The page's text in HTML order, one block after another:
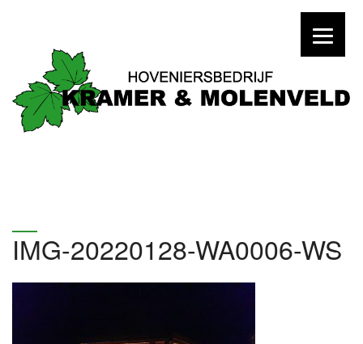
IMG-20220128-WA0006-WS